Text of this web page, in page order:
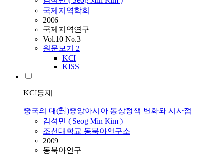
국제지역학회
2006
국제지역연구
Vol.10 No.3
원문보기 2
KCI
KISS
KCI등재
중국의 대(對)중앙아시아 통상정책 변화와 시사점
김석민 ( Seog Min Kim )
조선대학교 동북아연구소
2009
동북아연구